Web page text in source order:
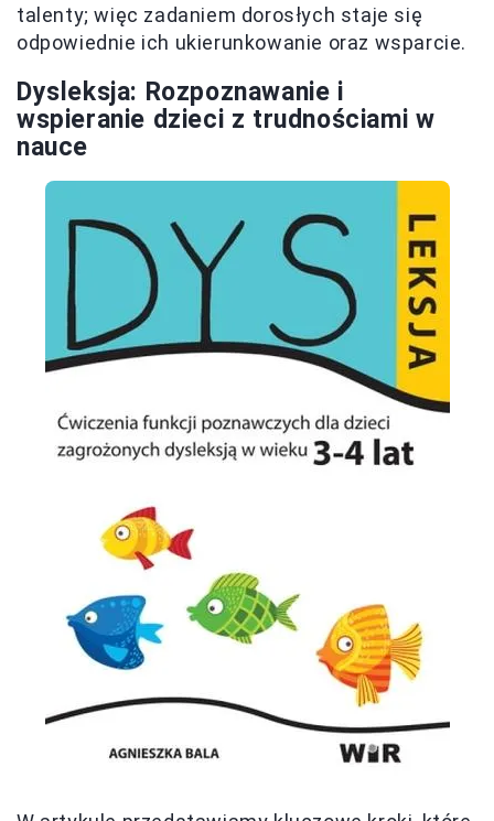
talenty; więc zadaniem dorosłych staje się
odpowiednie ich ukierunkowanie oraz wsparcie.
Dysleksja: Rozpoznawanie i
wspieranie dzieci z trudnościami w
nauce